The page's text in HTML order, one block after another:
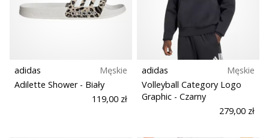
adidas
Męskie
Adilette Shower - Biały
119,00 zł
adidas
Męskie
Volleyball Category Logo
Graphic - Czarny
279,00 zł